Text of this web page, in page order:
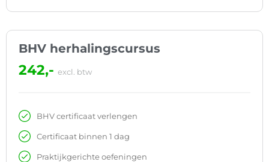
BHV herhalingscursus
242,- excl. btw
BHV certificaat verlengen
Certificaat binnen 1 dag
Praktijkgerichte oefeningen